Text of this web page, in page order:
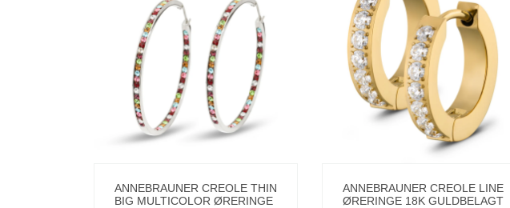
ANNEBRAUNER CREOLE THIN
BIG MULTICOLOR ØRERINGE
ANNEBRAUNER CREOLE LINE
ØRERINGE 18K GULDBELAGT